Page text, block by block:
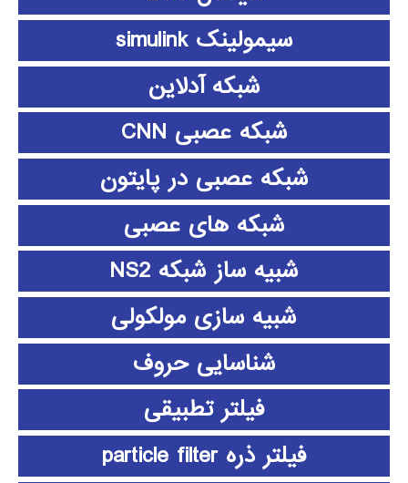
سیمولینک simulink
شبکه آدلاین
شبکه عصبی CNN
شبکه عصبی در پایتون
شبکه های عصبی
شبیه ساز شبکه NS2
شبیه سازی مولکولی
شناسایی حروف
فیلتر تطبیقی
فیلتر ذره particle filter